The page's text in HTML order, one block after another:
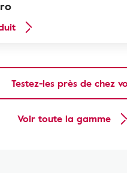
Testez-les près de chez
Voir toute la gamme